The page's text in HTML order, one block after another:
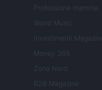
Professione mamma
World Music
Investimenti Magazine
Money 365
Zona Nerd
B2B Magazine